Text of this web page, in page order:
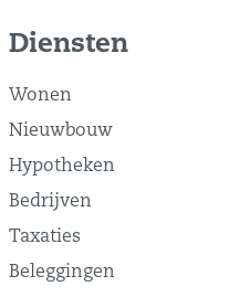
Diensten
Wonen
Nieuwbouw
Hypotheken
Bedrijven
Taxaties
Beleggingen